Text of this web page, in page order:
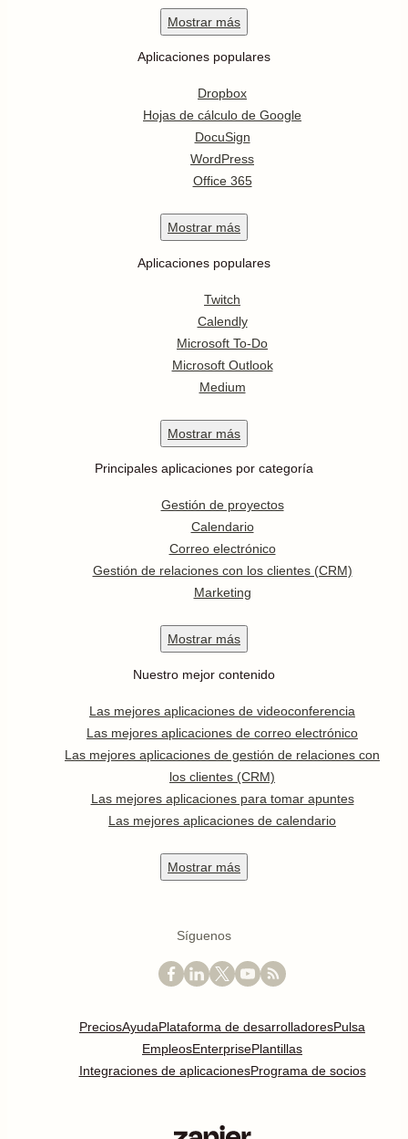
Mostrar más
Aplicaciones populares
Dropbox
Hojas de cálculo de Google
DocuSign
WordPress
Office 365
Mostrar más
Aplicaciones populares
Twitch
Calendly
Microsoft To-Do
Microsoft Outlook
Medium
Mostrar más
Principales aplicaciones por categoría
Gestión de proyectos
Calendario
Correo electrónico
Gestión de relaciones con los clientes (CRM)
Marketing
Mostrar más
Nuestro mejor contenido
Las mejores aplicaciones de videoconferencia
Las mejores aplicaciones de correo electrónico
Las mejores aplicaciones de gestión de relaciones con
los clientes (CRM)
Las mejores aplicaciones para tomar apuntes
Las mejores aplicaciones de calendario
Mostrar más
Síguenos
PreciosAyudaPlataforma de desarrolladoresPulsa
EmpleosEnterprisePlantillas
Integraciones de aplicacionesPrograma de socios